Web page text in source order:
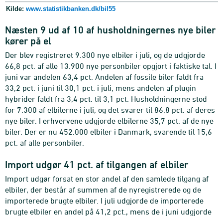
Kilde: www.statistikbanken.dk/bil55
Næsten 9 ud af 10 af husholdningernes nye biler
kører på el
Der blev registreret 9.300 nye elbiler i juli, og de udgjorde
66,8 pct. af alle 13.900 nye personbiler opgjort i faktiske tal. I
juni var andelen 63,4 pct. Andelen af fossile biler faldt fra
33,2 pct. i juni til 30,1 pct. i juli, mens andelen af plugin
hybrider faldt fra 3,4 pct. til 3,1 pct. Husholdningerne stod
for 7.300 af elbilerne i juli, og det svarer til 86,8 pct. af deres
nye biler. I erhvervene udgjorde elbilerne 35,7 pct. af de nye
biler. Der er nu 452.000 elbiler i Danmark, svarende til 15,6
pct. af alle personbiler.
Import udgør 41 pct. af tilgangen af elbiler
Import udgør forsat en stor andel af den samlede tilgang af
elbiler, der består af summen af de nyregistrerede og de
importerede brugte elbiler. I juli udgjorde de importerede
brugte elbiler en andel på 41,2 pct., mens de i juni udgjorde